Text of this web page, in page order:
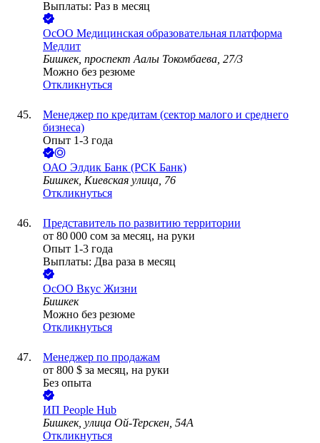
Выплаты: Раз в месяц
ОсОО Медицинская образовательная платформа
Медлит
Бишкек, проспект Аалы Токомбаева, 27/3
Можно без резюме
Откликнуться
Менеджер по кредитам (сектор малого и среднего
бизнеса)
Опыт 1-3 года
ОАО Элдик Банк (РСК Банк)
Бишкек, Киевская улица, 76
Откликнуться
Представитель по развитию территории
от 80 000 сом за месяц, на руки
Опыт 1-3 года
Выплаты: Два раза в месяц
OcOO Вкус Жизни
Бишкек
Можно без резюме
Откликнуться
Менеджер по продажам
от 800 $ за месяц, на руки
Без опыта
ИП People Hub
Бишкек, улица Ой-Терскен, 54А
Откликнуться